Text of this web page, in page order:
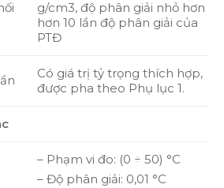
g/cm3, độ phân giải nhỏ hơn
hơn 10 lần độ phân giải của
PTĐ
Có giá trị tỷ trọng thích hợp,
được pha theo Phụ lục 1.
– Phạm vi đo: (0 ÷ 50) °C
– Độ phân giải: 0,01 °C